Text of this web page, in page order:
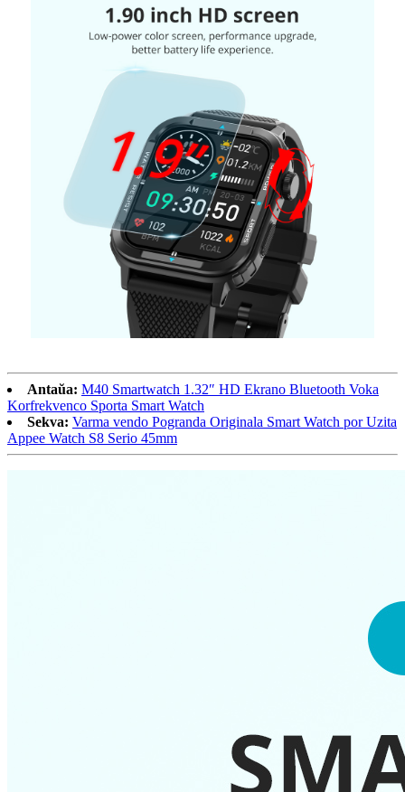
Antaŭa: M40 Smartwatch 1.32″ HD Ekrano Bluetooth Voka
Korfrekvenco Sporta Smart Watch
Sekva: Varma vendo Pogranda Originala Smart Watch por Uzita
Appee Watch S8 Serio 45mm